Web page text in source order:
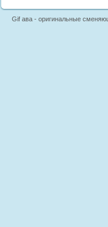
Gif ава - оригинальные